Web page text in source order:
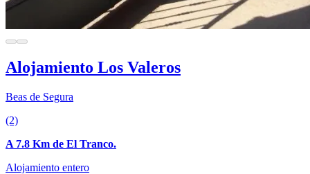
Alojamiento Los Valeros
Beas de Segura
(2)
A 7.8 Km de El Tranco.
Alojamiento entero